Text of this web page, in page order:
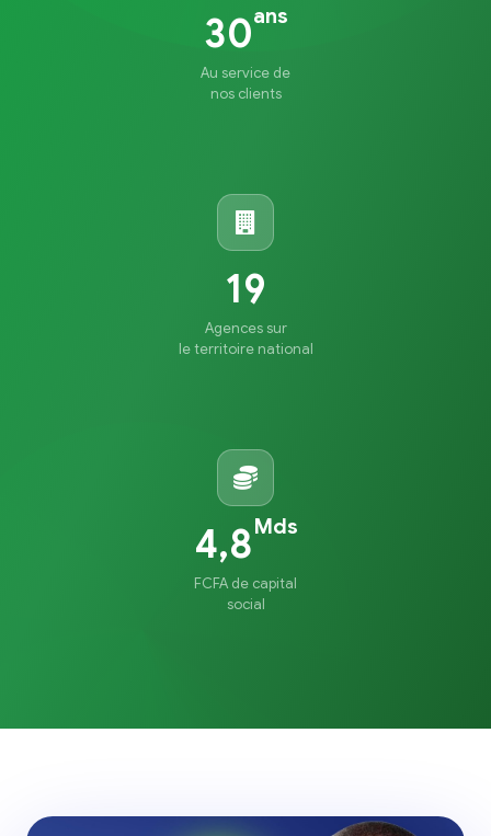
30ans
Au service de
nos clients
19
Agences sur
le territoire national
4,8Mds
FCFA de capital
social